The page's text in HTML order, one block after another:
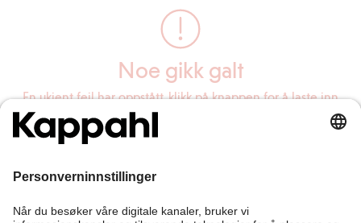
Noe gikk galt
En ukjent feil har oppstått, klikk på knappen for å laste inn
siden på nytt.